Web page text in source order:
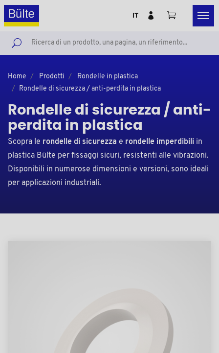
IT
Home Prodotti
Rondelle in plastica
Rondelle di sicurezza / anti-perdita in plastica
Rondelle di sicurezza / anti-
perdita in plastica
Scopra le rondelle di sicurezza e rondelle imperdibili in
plastica Bülte per fissaggi sicuri, resistenti alle vibrazioni.
Disponibili in numerose dimensioni e versioni, sono ideali
per applicazioni industriali.